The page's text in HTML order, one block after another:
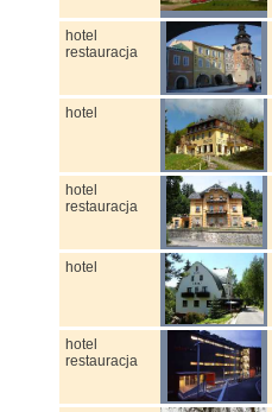
hotel
restauracja
hotel
hotel
restauracja
hotel
hotel
restauracja